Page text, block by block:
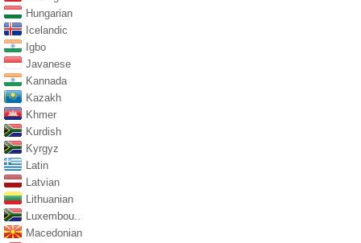
Hungarian
Icelandic
Igbo
Javanese
Kannada
Kazakh
Khmer
Kurdish
Kyrgyz
Latin
Latvian
Lithuanian
Luxembou..
Macedonian